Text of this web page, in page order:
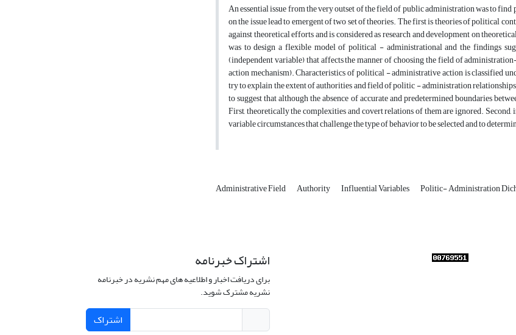
An essential issue from the very outset of the field of public administration was to
on the issue lead to emergent of two set of theories. The first is theories of political
against theoretical efforts and is considered as research and development on
was to design a flexible model of political - administrational and the findings
(independent variable) that affects the manner of choosing the field of
action mechanism). Characteristics of political - administrative action is classified
try to explain the extent of authorities and field of politic - administration
to suggest that although the absence of accurate and predetermined boundaries
First, theoretically the complexities and covert relations of them are ignored.
variable circumstances that challenge the type of behavior to be selected and to
Administrative Field Authority Influential Variables Politic- Administration
اشتراک خبرنامه
برای دریافت اخبار و اطلاعیه های مهم نشریه در خبرنامه
نشریه مشترک شوید.
اشتراک